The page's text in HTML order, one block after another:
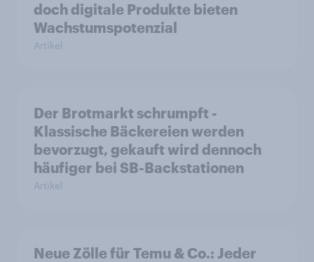
doch digitale Produkte bieten
Wachstumspotenzial
Artikel
Der Brotmarkt schrumpft -
Klassische Bäckereien werden
bevorzugt, gekauft wird dennoch
häufiger bei SB-Backstationen
Artikel
Neue Zölle für Temu & Co.: Jeder